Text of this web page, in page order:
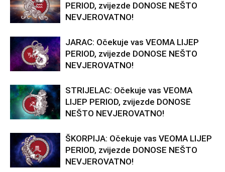
PERIOD, zvijezde DONOSE NEŠTO
NEVJEROVATNO!
JARAC: Očekuje vas VEOMA LIJEP
PERIOD, zvijezde DONOSE NEŠTO
NEVJEROVATNO!
STRIJELAC: Očekuje vas VEOMA
LIJEP PERIOD, zvijezde DONOSE
NEŠTO NEVJEROVATNO!
ŠKORPIJA: Očekuje vas VEOMA LIJEP
PERIOD, zvijezde DONOSE NEŠTO
NEVJEROVATNO!